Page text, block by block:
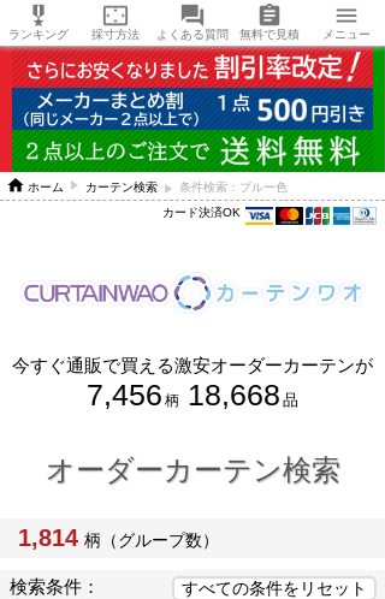
 ホーム カーテン検索
条件検索：ブルー色
カード決済OK
今すぐ通販で買える激安オーダーカーテンが
7,456 柄 18,668 品
オーダーカーテン検索
1,814 柄（グループ数）
検索条件：

ランキング

採寸方法

よくある質問

無料で見積

メニュー